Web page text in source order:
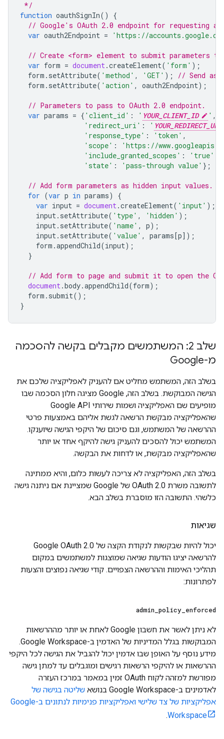
*/
function oauthSignIn()
{
// Google's OAuth 2.0 endpoint for requesting an
var oauth2Endpoint = 'https://
// Create <form> element to submit parameters
var form = document.createElement( 'form' );
form . setAttribute( 'method' , 'GET' );
// Send as
form . setAttribute( 'action' , oauth2Endpoint);
// Parameters to pass to OAuth 2.0 endpoint.
var params = { 'client_id' : ' YOUR_CLIENT_ID ' ,
'redirect_uri' : ' YOUR_REDIRECT_URI
'response_type' : 'token' ,
'scope' :
'https://
'include_granted_scopes' : 'true'
'state' : 'pass-through value' };
// Add form parameters as hidden input values.
for (var p in params)
{
var input = document.createElement( 'input' );
input. setAttribute( 'type' , 'hidden' );
input. setAttribute( 'name' , p);
input. setAttribute( 'value' , params[p]);
form .appendChild(input);
}
// Add form to page and submit it to open the
document.body.appendChild(form);
form . submit();
}
שלב 2: המשתמשים מקבלים בקשה להסכמה
מ-Google
בשלב הזה, המשתמש מחליט אם להעניק לאפליקציה שלכם את
הגישה המבוקשת. בשלב הזה, Google מציגה חלון הסכמה שבו
מופיעים שם האפליקציה ושמות שירותי Google API
שהאפליקציה מבקשת הרשאה לגשת אליהם באמצעות פרטי
ההרשאה של המשתמש, וגם סיכום של היקפי הגישה שיוענקו.
המשתמש יכול להסכים להעניק גישה להיקף אחד או יותר
שהאפליקציה מבקשת, או לדחות את הבקשה.
בשלב הזה, האפליקציה לא צריכה לעשות כלום, והיא ממתינה
לתשובה משרת OAuth 2.0 של Google שמציינת אם ניתנה גישה
כלשהי. התשובה הזו מוסברת בשלב הבא.
שגיאות
יכול להיות שבקשות לנקודת הקצה של Google OAuth 2.0
להרשאה יציגו הודעות שגיאה שמוצגות למשתמשים במקום
תהליכי האימות וההרשאה הצפויים. קודי שגיאה נפוצים והצעות
לפתרונות:
admin policy enforced
לא ניתן לאשר את חשבון Google לאחת או יותר מההרשאות
המבוקשות בגלל המדיניות של האדמין ב-Google Workspace.
מידע נוסף על האופן שבו אדמין יכול להגביל את הגישה לכל היקפי
ההרשאות או להיקפי הרשאות רגישים ומוגבלים עד למתן גישה
מפורשת למזהה לקוח OAuth זמין במאמר במרכז העזרה
לאדמינים ב-Google Workspace בנושא
שליטה בגישה של
אפליקציות של צד שלישי ואפליקציות פנימיות לנתונים ב-Google
Workspace
.